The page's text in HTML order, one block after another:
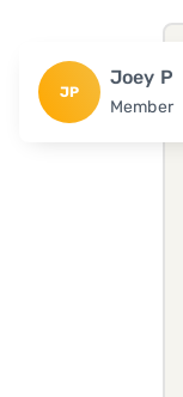
JP
Joey P
Member